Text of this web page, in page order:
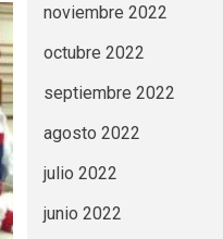
noviembre 2022
octubre 2022
septiembre 2022
agosto 2022
julio 2022
junio 2022